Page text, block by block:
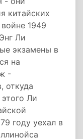
китайских
1949
Ли
экзамены в
на
-
откуда
Ли
году уехал в